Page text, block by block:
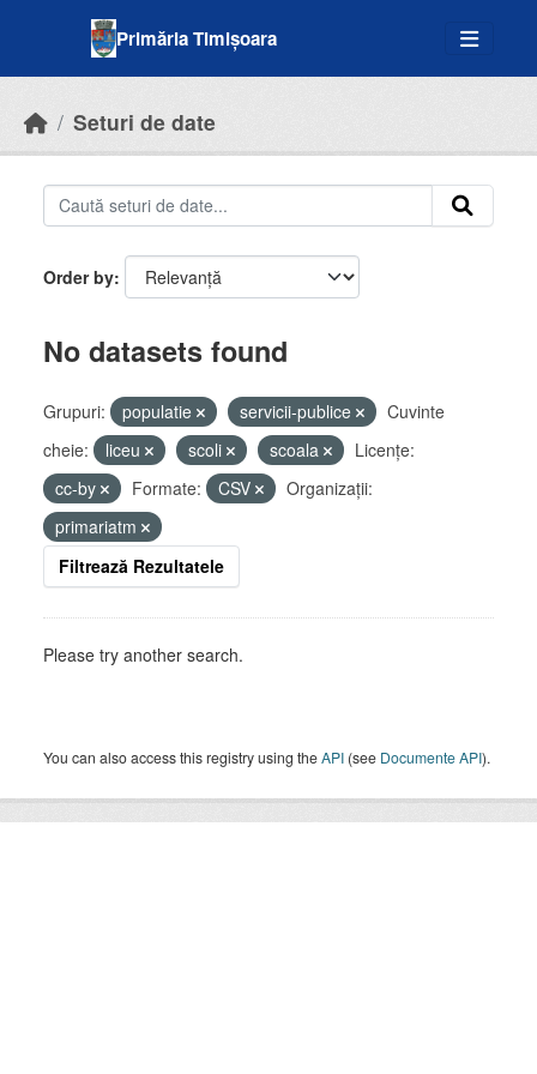
Primăria Timișoara
Seturi de date
Order by
No datasets found
Grupuri: populatie servicii-publice
Cuvinte
cheie:
liceu scoli scoala
Licenţe:
cc-by
Formate: CSV
Organizații:
primariatm
Filtrează Rezultatele
Please try another search.
You can also access this registry using theAPI (see Documente API).